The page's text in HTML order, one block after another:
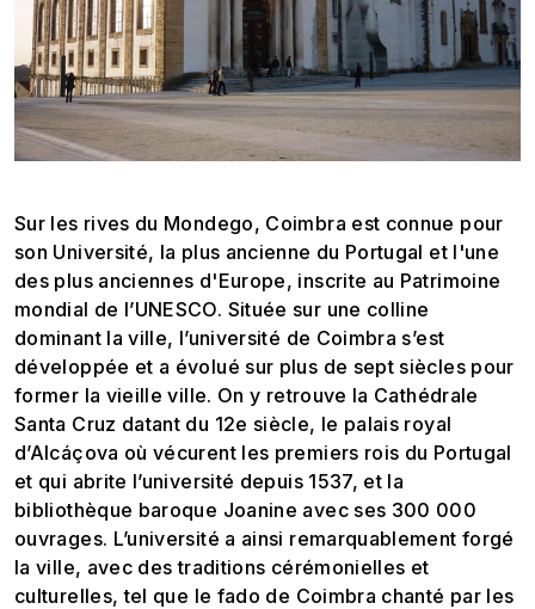
Sur les rives du Mondego, Coimbra est connue pour
son Université, la plus ancienne du Portugal et l'une
des plus anciennes d'Europe, inscrite au Patrimoine
mondial de l’UNESCO. Située sur une colline
dominant la ville, l’université de Coimbra s’est
développée et a évolué sur plus de sept siècles pour
former la vieille ville. On y retrouve la Cathédrale
Santa Cruz datant du 12e siècle, le palais royal
d’Alcáçova où vécurent les premiers rois du Portugal
et qui abrite l’université depuis 1537, et la
bibliothèque baroque Joanine avec ses 300 000
ouvrages. L’université a ainsi remarquablement forgé
la ville, avec des traditions cérémonielles et
culturelles, tel que le fado de Coimbra chanté par les